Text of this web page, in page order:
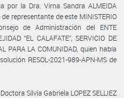
por la Dra. Virna Sandra ALMEIDA
representante de este MINISTERIO
de Administración del ENTE
“EL CALAFATE”, SERVICIO DE
PARA LA COMUNIDAD, quien había
RESOL-2021-989-APN-MS de
Silvia Gabriela LOPEZ SELLIEZ